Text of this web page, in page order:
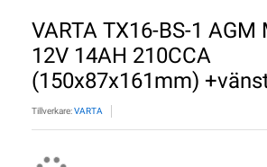
VARTA TX16-BS-1
12V 14AH 210CCA
(150x87x161mm)
Tillverkare:VARTA